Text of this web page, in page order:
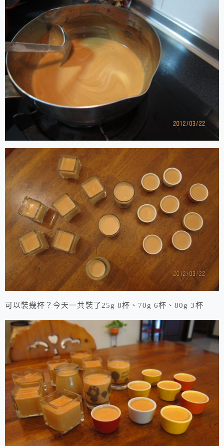
可以裝幾杯？今天一共裝了25g 8杯、70g 6杯、80g 3杯